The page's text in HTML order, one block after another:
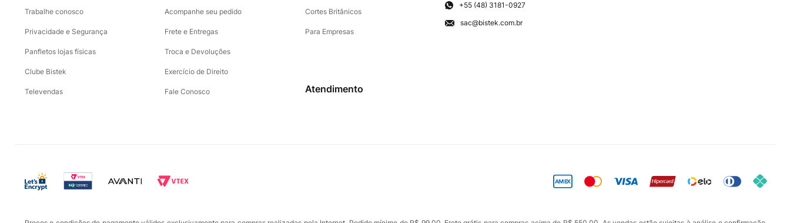
Trabalhe conosco
Privacidade e Segurança
Panfletos lojas físicas
Clube Bistek
Televendas
Acompanhe seu pedido
Frete e Entregas
Troca e Devoluções
Exercício de Direito
Fale Conosco
Cortes Britânicos
Para Empresas
Atendimento
+55 (48) 3181-0927
sac@bistek.com.br